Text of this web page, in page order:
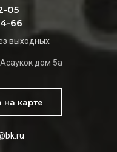
05
66
выходных
дом 5а
на карте